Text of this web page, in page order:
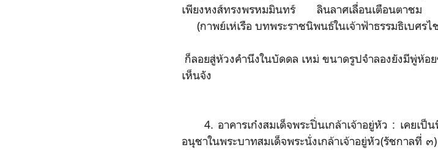
เพียงหงส์ทรงพรหมมินทร์ ลินลาศเลื่อนเตือนตาชม
(กาพย์เห่เรือ บทพระราชนิพนธ์ในเจ้าฟ้าธรรมธิเบศรไ
ก็ลอยสู่ห้วงคำนึงในบัดดล เหม่ ขนาดรูปจำลองยังมีพู่ห้อ
เห็นจัง
4. อาคารเก๋งสมเด็จพระปิ่นเกล้าเจ้าอยู่หัว : เคยเป็น
อนุชาในพระบาทสมเด็จพระนั่งเกล้าเจ้าอยู่หัว(รัชกาลที่